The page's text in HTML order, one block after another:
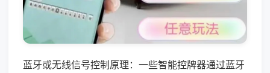
蓝牙或无线信号控制原理：一些智能控牌器通过蓝牙